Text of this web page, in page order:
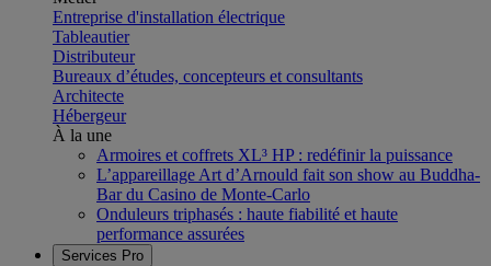
Entreprise d'installation électrique
Tableautier
Distributeur
Bureaux d’études, concepteurs et consultants
Architecte
Hébergeur
À la une
Armoires et coffrets XL³ HP : redéfinir la puissance
L’appareillage Art d’Arnould fait son show au Buddha-
Bar du Casino de Monte-Carlo
Onduleurs triphasés : haute fiabilité et haute
performance assurées
Services Pro